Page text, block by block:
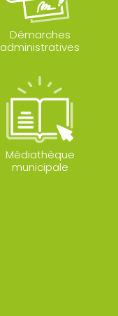
Démarches
administratives
Médiathèque
municipale